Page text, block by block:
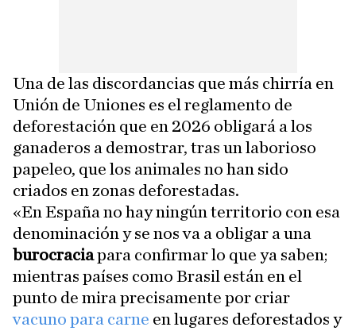
Una de las discordancias que más chirría en
Unión de Uniones es el reglamento de
deforestación que en 2026 obligará a los
ganaderos a demostrar, tras un laborioso
papeleo, que los animales no han sido
criados en zonas deforestadas.
«En España no hay ningún territorio con esa
denominación y se nos va a obligar a una
burocraciapara confirmar lo que ya saben;
mientras países como Brasil están en el
punto de mira precisamente por criar
vacuno para carne en lugares deforestados y